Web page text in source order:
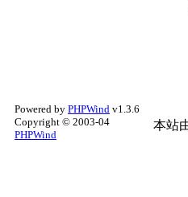
Powered by PHPWind v1.3.6
Copyright © 2003-04
PHPWind
本站